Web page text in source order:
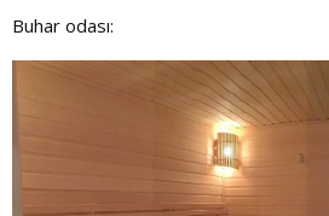
Buhar odası: